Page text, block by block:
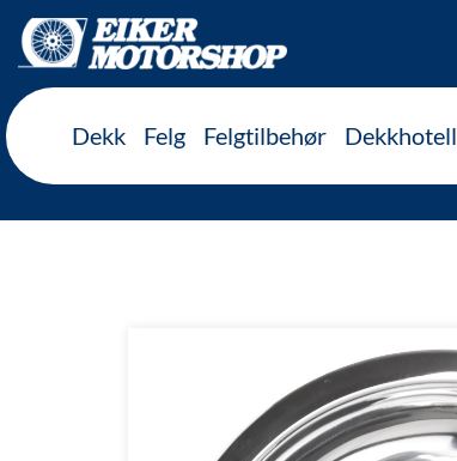
Dekk Felg Felgtilbehør Dekkhotell
Inkl. mva